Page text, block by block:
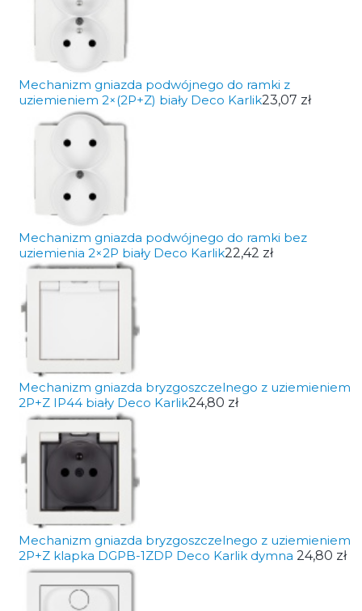
Mechanizm gniazda podwójnego do ramki z
uziemieniem 2×(2P+Z) biały Deco Karlik23,07 zł
Mechanizm gniazda podwójnego do ramki bez
uziemienia 2×2P biały Deco Karlik22,42 zł
Mechanizm gniazda bryzgoszczelnego z uziemieniem
2P+Z IP44 biały Deco Karlik24,80 zł
Mechanizm gniazda bryzgoszczelnego z uziemieniem
2P+Z klapka DGPB-1ZDP Deco Karlik dymna 24,80 zł